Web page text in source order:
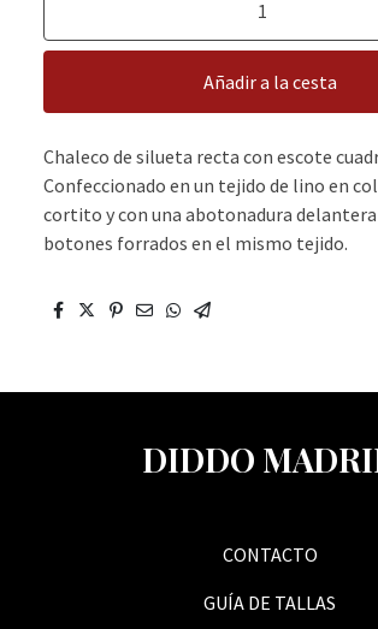
Añadir a la cesta
Chaleco de silueta recta con escote
Confeccionado en un tejido de lino en
cortito y con una abotonadura delantera
botones forrados en el mismo tejido.
DIDDO
CONTACTO
GUÍA DE TALLAS